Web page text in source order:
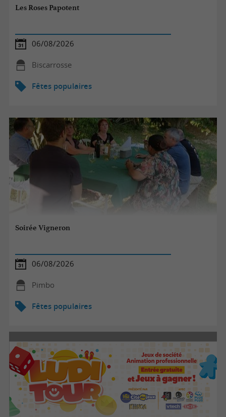
Les Roses Papotent
06/08/2026
Biscarrosse
Fêtes populaires
Soirée Vigneron
06/08/2026
Pimbo
Fêtes populaires